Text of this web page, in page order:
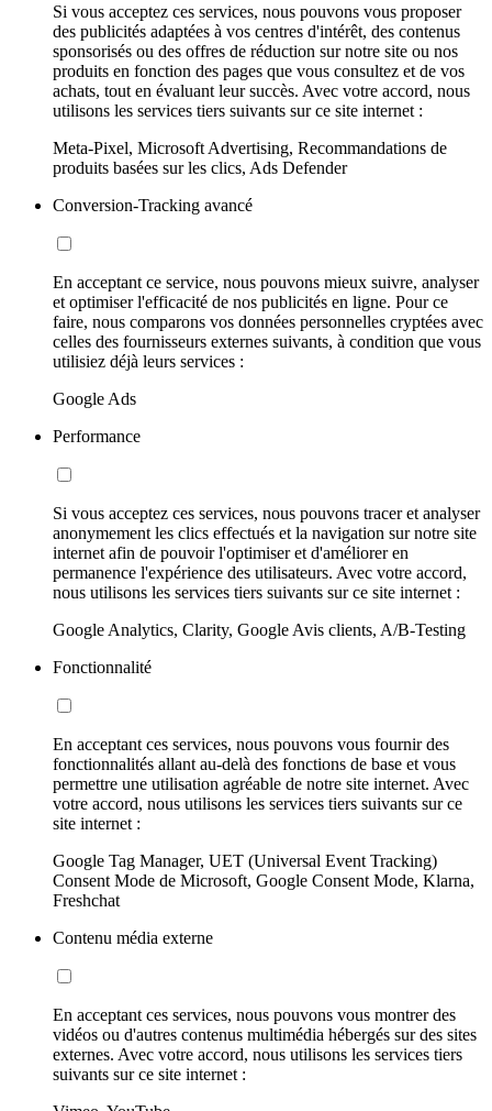
Si vous acceptez ces services, nous pouvons vous proposer
des publicités adaptées à vos centres d'intérêt, des contenus
sponsorisés ou des offres de réduction sur notre site ou nos
produits en fonction des pages que vous consultez et de vos
achats, tout en évaluant leur succès. Avec votre accord, nous
utilisons les services tiers suivants sur ce site internet :
Meta-Pixel, Microsoft Advertising, Recommandations de
produits basées sur les clics, Ads Defender
Conversion-Tracking avancé
En acceptant ce service, nous pouvons mieux suivre, analyser
et optimiser l'efficacité de nos publicités en ligne. Pour ce
faire, nous comparons vos données personnelles cryptées avec
celles des fournisseurs externes suivants, à condition que vous
utilisiez déjà leurs services :
Google Ads
Performance
Si vous acceptez ces services, nous pouvons tracer et analyser
anonymement les clics effectués et la navigation sur notre site
internet afin de pouvoir l'optimiser et d'améliorer en
permanence l'expérience des utilisateurs. Avec votre accord,
nous utilisons les services tiers suivants sur ce site internet :
Google Analytics, Clarity, Google Avis clients, A/B-Testing
Fonctionnalité
En acceptant ces services, nous pouvons vous fournir des
fonctionnalités allant au-delà des fonctions de base et vous
permettre une utilisation agréable de notre site internet. Avec
votre accord, nous utilisons les services tiers suivants sur ce
site internet :
Google Tag Manager, UET (Universal Event Tracking)
Consent Mode de Microsoft, Google Consent Mode, Klarna,
Freshchat
Contenu média externe
En acceptant ces services, nous pouvons vous montrer des
vidéos ou d'autres contenus multimédia hébergés sur des sites
externes. Avec votre accord, nous utilisons les services tiers
suivants sur ce site internet :